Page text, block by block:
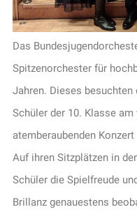
Das
Spitzenorchester für
Jahren. Dieses besuchten
Schüler der 10. Klasse
atemberaubenden
Auf ihren Sitzplätzen in
Schüler die Spielfreude
Brillanz genauestens